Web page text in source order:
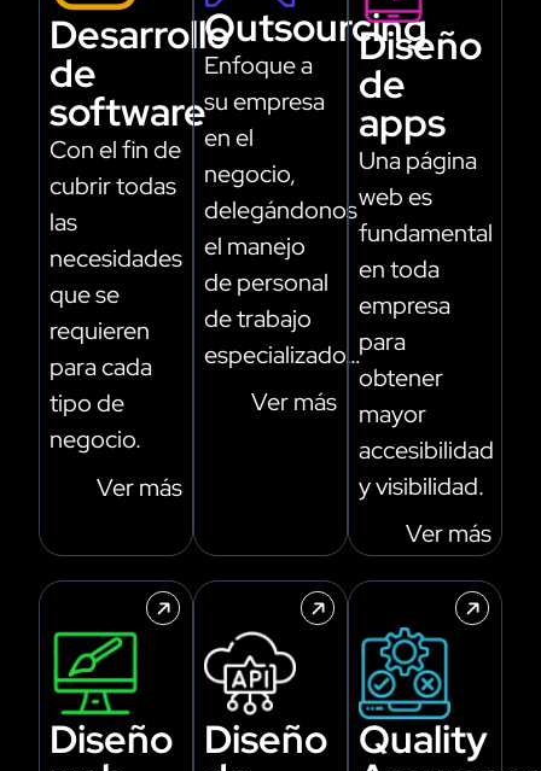
Desarrollo
de
software
Con el fin de
cubrir todas
las
necesidades
que se
requieren
para cada
tipo de
negocio.
Ver más
Outsourcing
Enfoque a
su empresa
en el
negocio,
delegándonos
el manejo
de personal
de trabajo
especializado…
Ver más
Diseño
de
apps
Una página
web es
fundamental
en toda
empresa
para
obtener
mayor
accesibilidad
y visibilidad.
Ver más
Diseño Diseño Quality